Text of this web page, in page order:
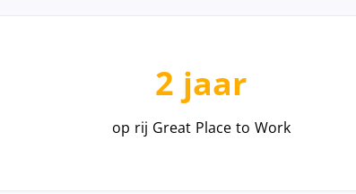
2 jaar
op rij Great Place to Work